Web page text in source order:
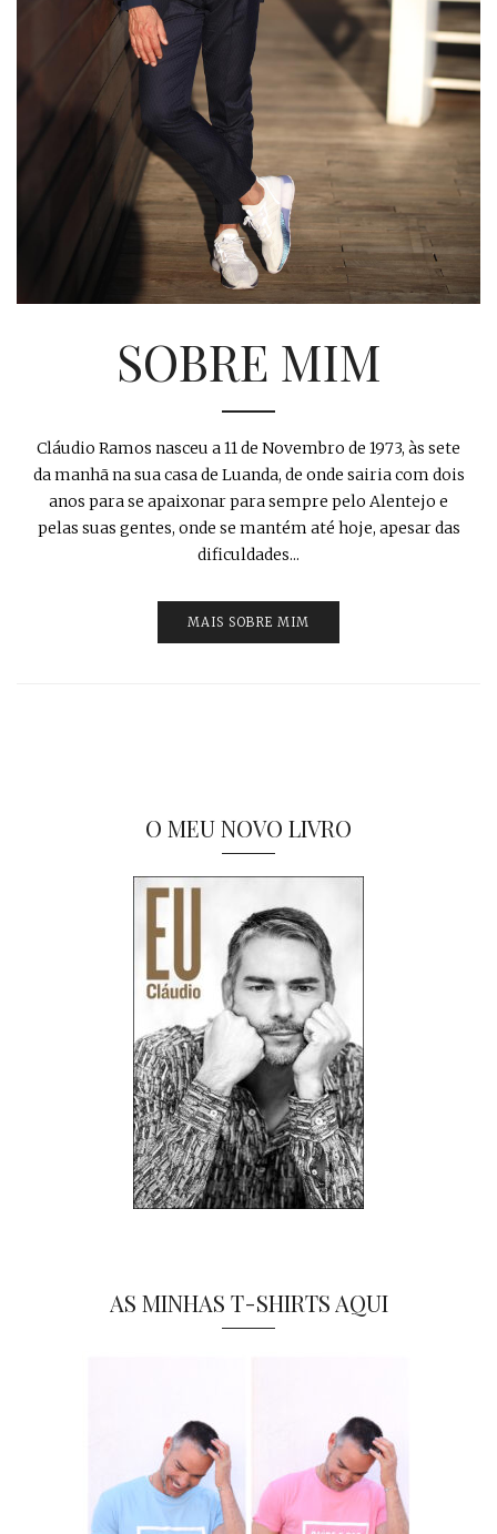
SOBRE MIM
Cláudio Ramos nasceu a 11 de Novembro de 1973, às sete
da manhã na sua casa de Luanda, de onde sairia com dois
anos para se apaixonar para sempre pelo Alentejo e
pelas suas gentes, onde se mantém até hoje, apesar das
dificuldades...
MAIS SOBRE MIM
O MEU NOVO LIVRO
AS MINHAS T-SHIRTS AQUI